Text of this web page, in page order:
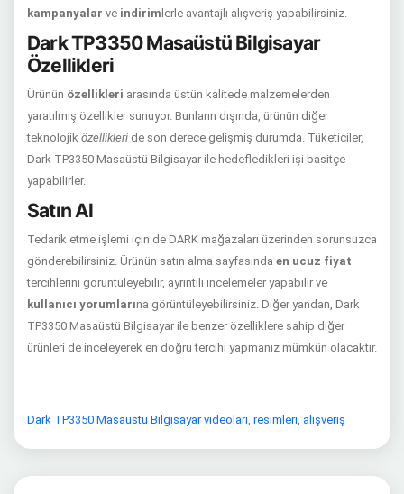
kampanyalar ve indirim lerle avantajlı alışveriş yapabilirsiniz.
Dark TP3350 Masaüstü Bilgisayar
Özellikleri
Ürünün özellikleri arasında üstün kalitede malzemelerden
yaratılmış özellikler sunuyor. Bunların dışında, ürünün diğer
teknolojik özellikleri de son derece gelişmiş durumda. Tüketiciler,
Dark TP3350 Masaüstü Bilgisayar ile hedefledikleri işi basitçe
yapabilirler.
Satın Al
Tedarik etme işlemi için de DARK mağazaları üzerinden sorunsuzca
gönderebilirsiniz. Ürünün satın alma sayfasında en ucuz fiyat
tercihlerini görüntüleyebilir, ayrıntılı incelemeler yapabilir ve
kullanıcı yorumlarına görüntüleyebilirsiniz. Diğer yandan, Dark
TP3350 Masaüstü Bilgisayar ile benzer özelliklere sahip diğer
ürünleri de inceleyerek en doğru tercihi yapmanız mümkün olacaktır.
Dark TP3350 Masaüstü Bilgisayar videoları, resimleri, alışveriş